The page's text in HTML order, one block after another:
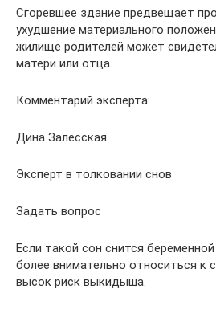
Сгоревшее здание предвещает
ухудшение материального
жилище родителей может
матери или отца.
Комментарий эксперта:
Дина Залесская
Эксперт в толковании снов
Задать вопрос
Если такой сон снится
более внимательно относиться к
высок риск выкидыша.